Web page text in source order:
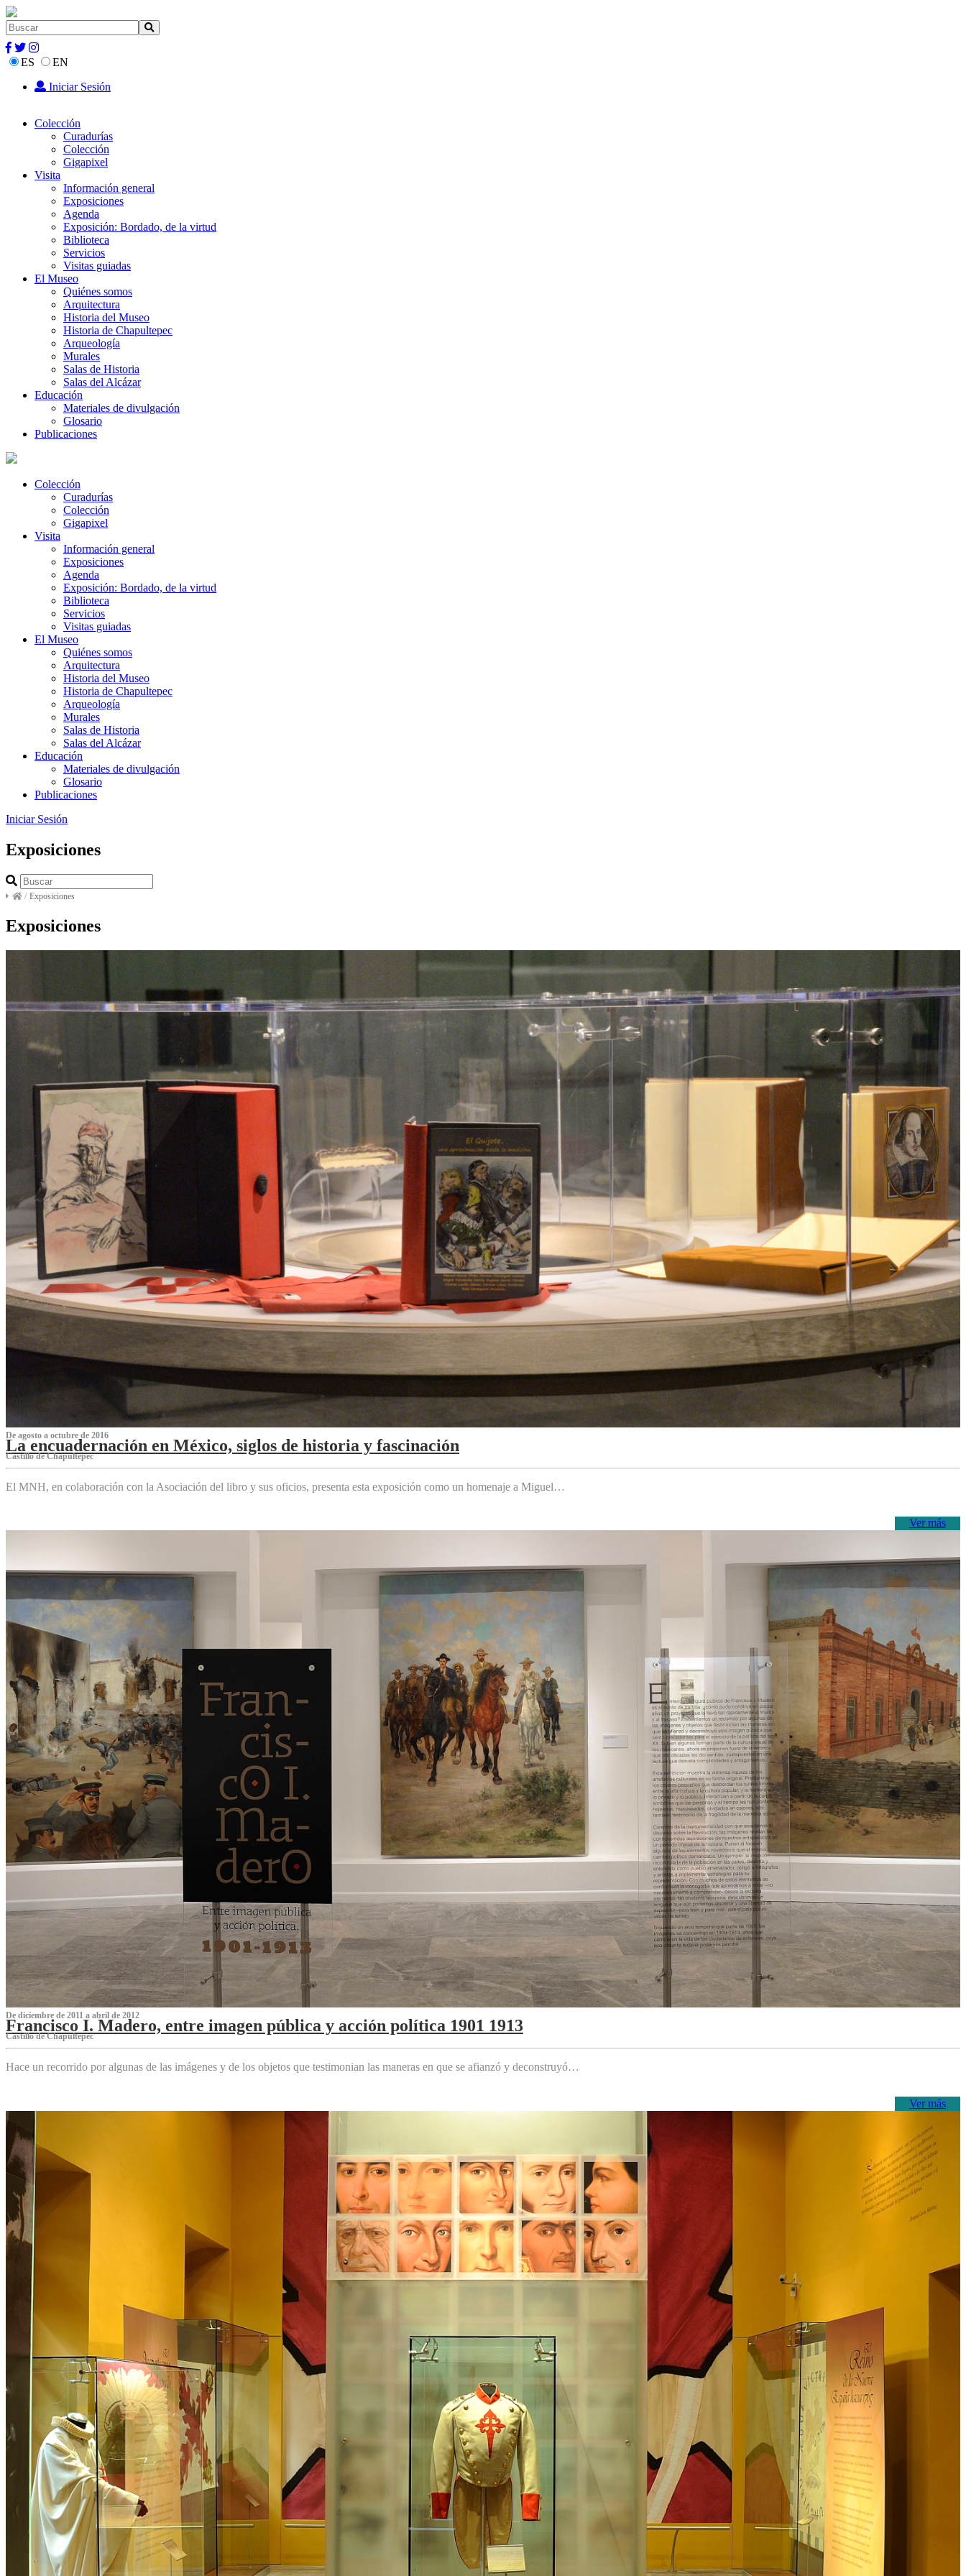
ES
EN
Iniciar Sesión
Colección
Curadurías
Colección
Gigapixel
Visita
Información general
Exposiciones
Agenda
Exposición: Bordado, de la virtud
Biblioteca
Servicios
Visitas guiadas
El Museo
Quiénes somos
Arquitectura
Historia del Museo
Historia de Chapultepec
Arqueología
Murales
Salas de Historia
Salas del Alcázar
Educación
Materiales de divulgación
Glosario
Publicaciones
Colección
Curadurías
Colección
Gigapixel
Visita
Información general
Exposiciones
Agenda
Exposición: Bordado, de la virtud
Biblioteca
Servicios
Visitas guiadas
El Museo
Quiénes somos
Arquitectura
Historia del Museo
Historia de Chapultepec
Arqueología
Murales
Salas de Historia
Salas del Alcázar
Educación
Materiales de divulgación
Glosario
Publicaciones
Iniciar Sesión
Exposiciones
/ Exposiciones
Exposiciones
De agosto a octubre de 2016
La encuadernación en México, siglos de historia y fascinación
Castillo de Chapultepec
El MNH, en colaboración con la Asociación del libro y sus oficios, presenta esta exposición como un homenaje a Miguel…
Ver más
De diciembre de 2011 a abril de 2012
Francisco I. Madero, entre imagen pública y acción política 1901 1913
Castillo de Chapultepec
Hace un recorrido por algunas de las imágenes y de los objetos que testimonian las maneras en que se afianzó y deconstruyó…
Ver más